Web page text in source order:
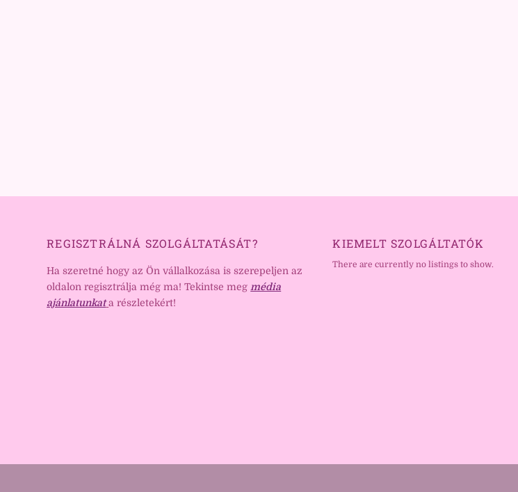
REGISZTRÁLNÁ SZOLGÁLTATÁSÁT?
Ha szeretné hogy az Ön vállalkozása is szerepeljen az
oldalon regisztrálja még ma! Tekintse meg média
ajánlatunkat a részletekért!
KIEMELT SZOLGÁLTATÓK
There are currently no listings to show.